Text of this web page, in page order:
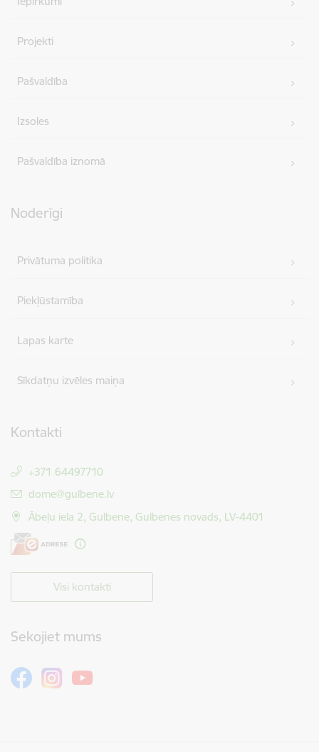
Projekti
Pašvaldība
Izsoles
Pašvaldība iznomā
Noderīgi
Privātuma politika
Piekļūstamība
Lapas karte
Sīkdatņu izvēles maiņa
Kontakti
+371 64497710
E-pasts:
dome@gulbene.lv
Ābeļu iela 2, Gulbene, Gulbenes novads, LV-4401
Visi kontakti
Sekojiet mums